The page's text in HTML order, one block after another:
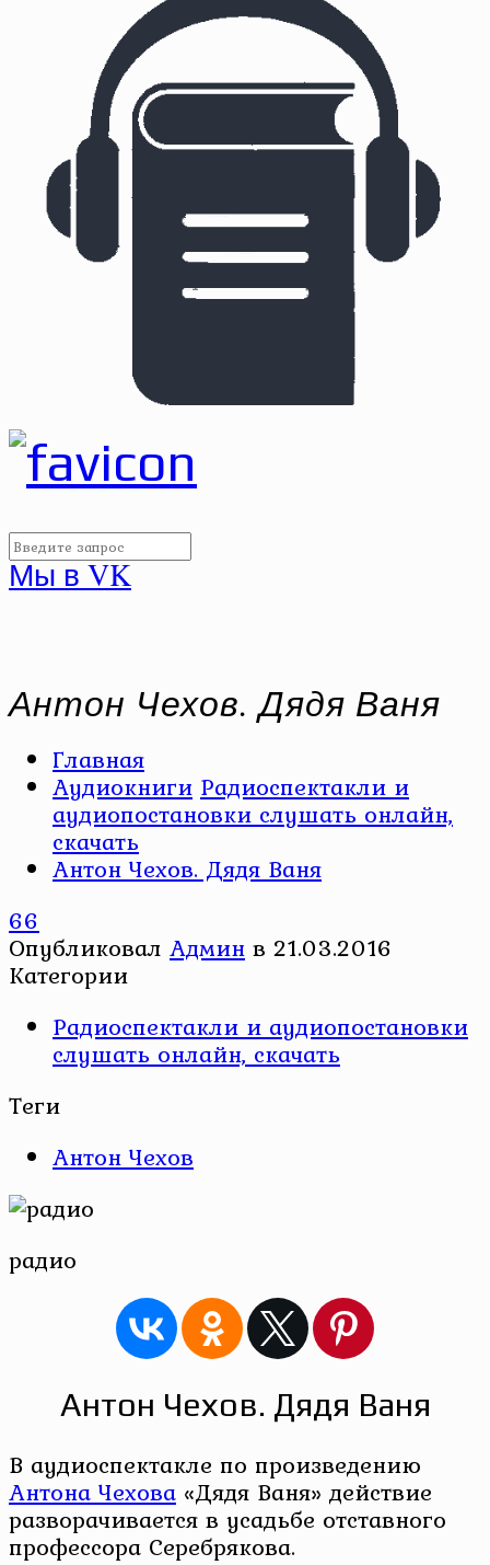
Мы в VK
Антон Чехов. Дядя Ваня
Главная
Аудиокниги Радиоспектакли и
аудиопостановки слушать онлайн,
скачать
Антон Чехов. Дядя Ваня
66
Опубликовал Админ в 21.03.2016
Категории
Радиоспектакли и аудиопостановки
слушать онлайн, скачать
Теги
Антон Чехов
радио
Антон Чехов. Дядя Ваня
В аудиоспектакле по произведению
Антона Чехова «Дядя Ваня» действие
разворачивается в усадьбе отставного
профессора Серебрякова.